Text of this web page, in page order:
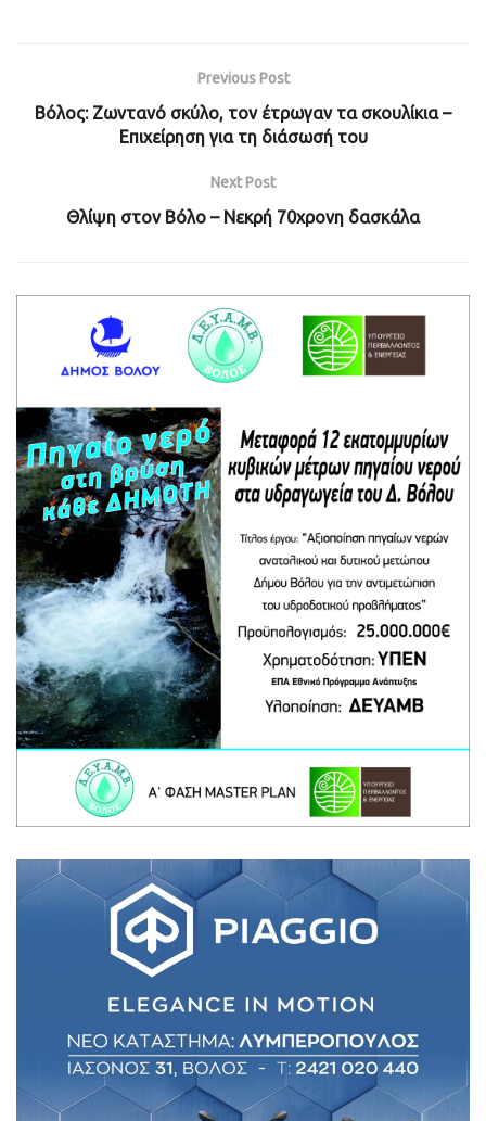
Previous Post
Βόλος: Ζωντανό σκύλο, τον έτρωγαν τα σκουλίκια –
Επιχείρηση για τη διάσωσή του
Next Post
Θλίψη στον Βόλο – Νεκρή 70χρονη δασκάλα